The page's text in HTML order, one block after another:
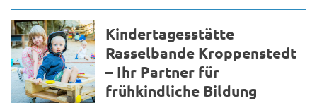
Kindertagesstätte
Rasselbande Kroppenstedt
– Ihr Partner für
frühkindliche Bildung